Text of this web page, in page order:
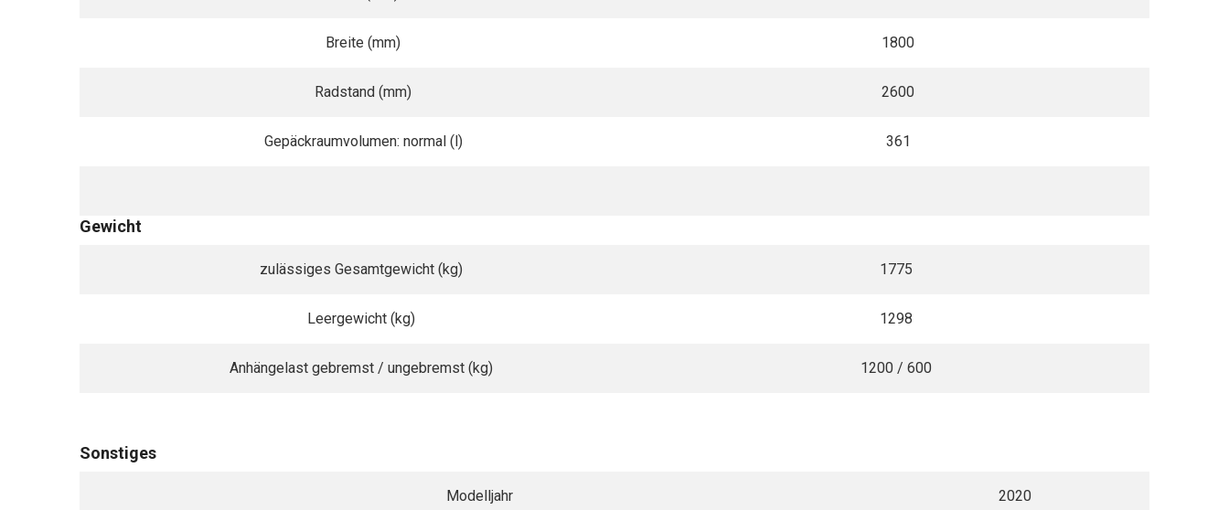
Breite (mm) 1800
Radstand (mm) 2600
Gepäckraumvolumen: normal (l) 361
Gewicht
zulässiges Gesamtgewicht (kg) 1775
Leergewicht (kg) 1298
Anhängelast gebremst / ungebremst (kg) 1200 / 600
Sonstiges
Modelljahr 2020